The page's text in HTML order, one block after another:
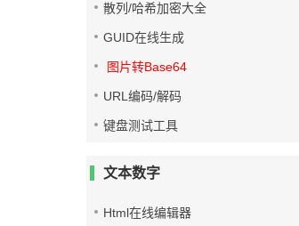
散列/哈希加密大全
GUID在线生成
图片转Base64
URL编码/解码
键盘测试工具
文本数字
Html在线编辑器